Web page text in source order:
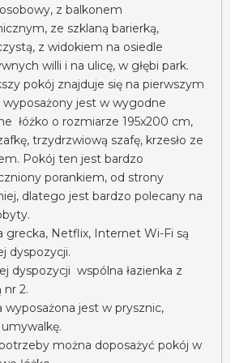
z balkonem
ze szklaną barierką,
z widokiem na osiedle
willi i na ulicę, w głębi park.
pokój znajduje się na pierwszym
wyposażony jest w wygodne
łóżko o rozmiarze 195x200 cm,
trzydrzwiową szafę, krzesło ze
Pokój ten jest bardzo
porankiem, od strony
dlatego jest bardzo polecany na
grecka, Netflix, Internet Wi-Fi są
dyspozycji.
dyspozycji wspólna łazienka z
nr 2.
wyposażona jest w prysznic,
można doposażyć pokój w